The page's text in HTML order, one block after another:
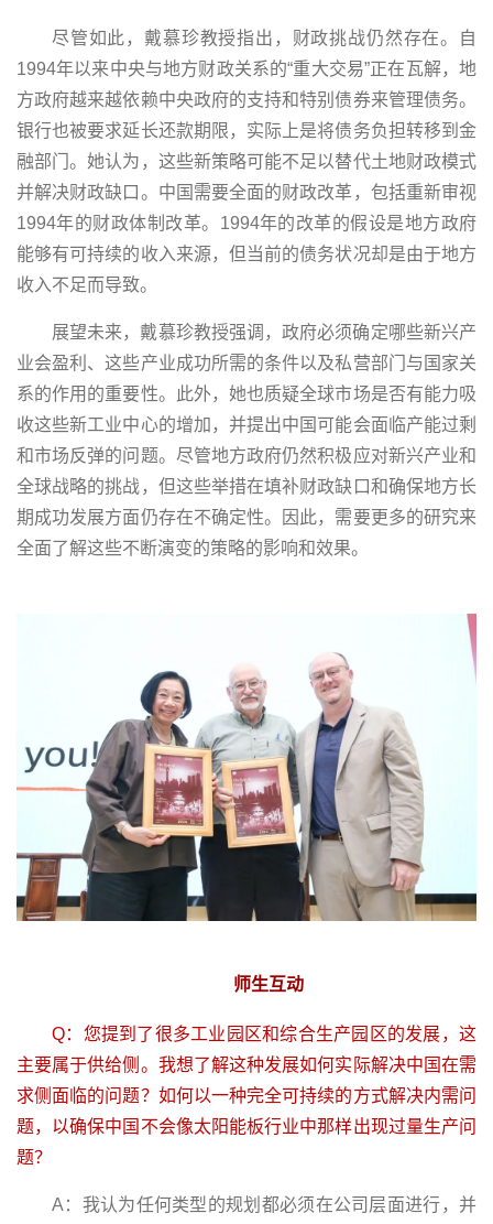
尽管如此，戴慕珍教授指出，财政挑战仍然存在。自
1994年以来中央与地方财政关系的“重大交易”正在瓦解，地
方政府越来越依赖中央政府的支持和特别债券来管理债务。
银行也被要求延长还款期限，实际上是将债务负担转移到金
融部门。她认为，这些新策略可能不足以替代土地财政模式
并解决财政缺口。中国需要全面的财政改革，包括重新审视
1994年的财政体制改革。1994年的改革的假设是地方政府
能够有可持续的收入来源，但当前的债务状况却是由于地方
收入不足而导致。
展望未来，戴慕珍教授强调，政府必须确定哪些新兴产
业会盈利、这些产业成功所需的条件以及私营部门与国家关
系的作用的重要性。此外，她也质疑全球市场是否有能力吸
收这些新工业中心的增加，并提出中国可能会面临产能过剩
和市场反弹的问题。尽管地方政府仍然积极应对新兴产业和
全球战略的挑战，但这些举措在填补财政缺口和确保地方长
期成功发展方面仍存在不确定性。因此，需要更多的研究来
全面了解这些不断演变的策略的影响和效果。
师生互动
Q：您提到了很多工业园区和综合生产园区的发展，这
主要属于供给侧。我想了解这种发展如何实际解决中国在需
求侧面临的问题？如何以一种完全可持续的方式解决内需问
题，以确保中国不会像太阳能板行业中那样出现过量生产问
题？
A：我认为任何类型的规划都必须在公司层面进行，并